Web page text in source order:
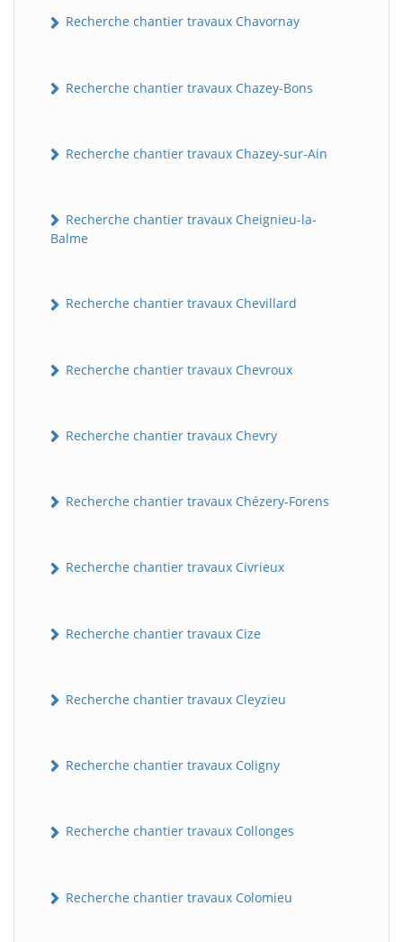
Recherche chantier travaux Chavornay
Recherche chantier travaux Chazey-Bons
Recherche chantier travaux Chazey-sur-Ain
Recherche chantier travaux Cheignieu-la-
Balme
Recherche chantier travaux Chevillard
Recherche chantier travaux Chevroux
Recherche chantier travaux Chevry
Recherche chantier travaux Chézery-Forens
Recherche chantier travaux Civrieux
Recherche chantier travaux Cize
Recherche chantier travaux Cleyzieu
Recherche chantier travaux Coligny
Recherche chantier travaux Collonges
Recherche chantier travaux Colomieu
B Assistant en ligne